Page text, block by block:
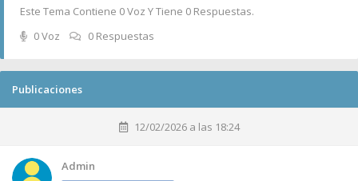
Este Tema Contiene 0 Voz Y Tiene 0 Respuestas.
0 Voz
0 Respuestas
Publicaciones
12/02/2026 a las 18:24
Admin